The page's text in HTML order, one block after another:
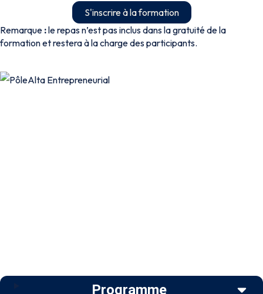
S'inscrire à la formation
Remarque :le repas n’est pas inclus dans la gratuité de la
formation et restera à la charge des participants.
Programme